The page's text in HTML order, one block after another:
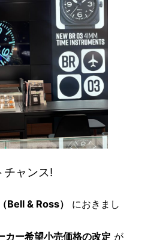
チャンス!
Bell & Ross）
におきまし
ー希望小売価格の改定 が